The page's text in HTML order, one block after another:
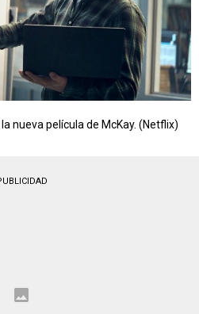
nueva película de McKay. (Netflix)